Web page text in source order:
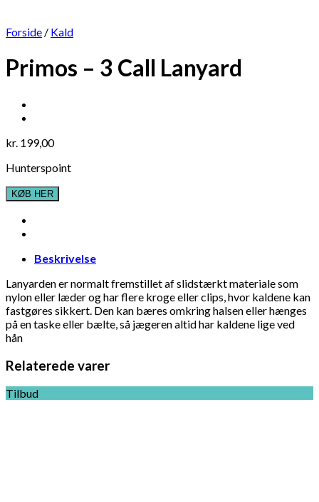
Forside / Kald
Primos – 3 Call Lanyard
kr. 199,00
Hunterspoint
KØB HER
Beskrivelse
Lanyarden er normalt fremstillet af slidstærkt materiale som
nylon eller læder og har flere kroge eller clips, hvor kaldene kan
fastgøres sikkert. Den kan bæres omkring halsen eller hænges
på en taske eller bælte, så jægeren altid har kaldene lige ved
hån
Relaterede varer
Tilbud